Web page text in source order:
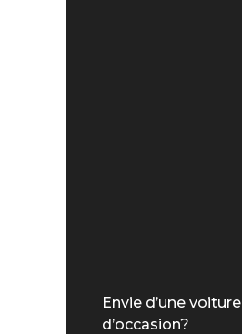
Envie d’une voiture
d’occasion?